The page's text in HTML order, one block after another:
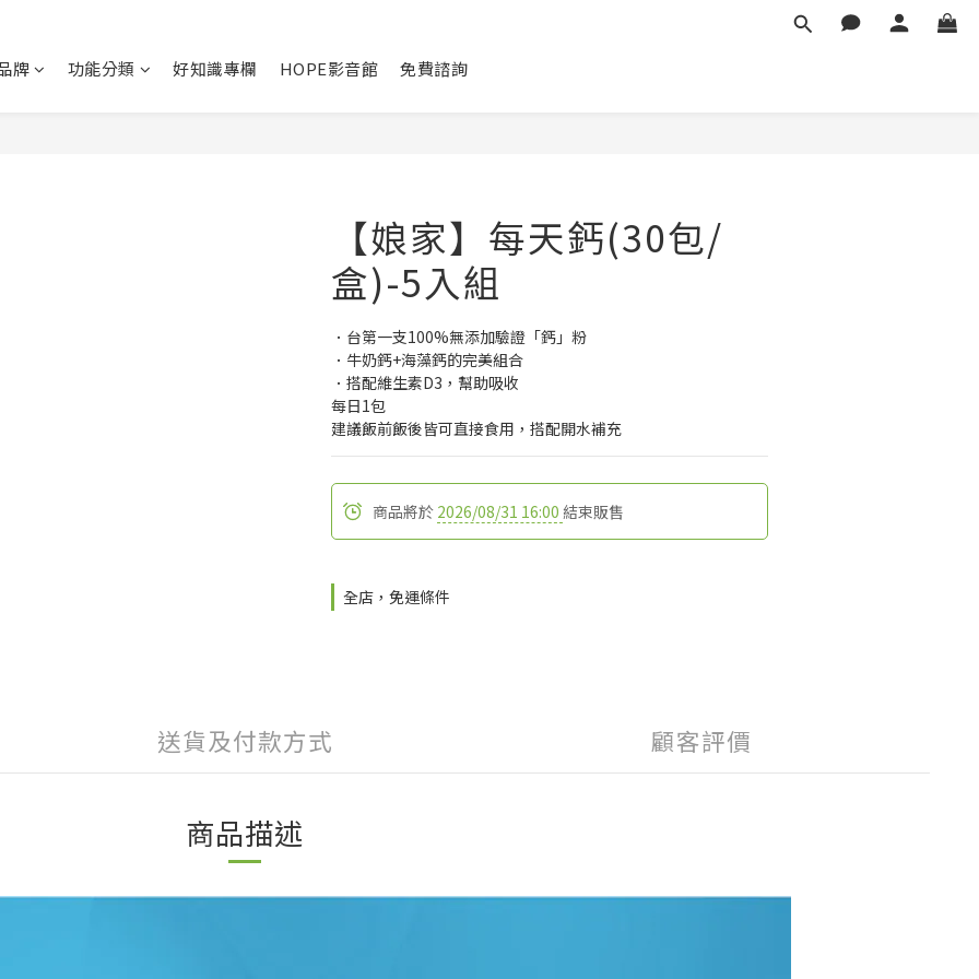
牌 功能分類 好知識專欄 HOPE影音館 免費諮詢
【娘家】每天鈣(30包/
盒)-5入組
．台第一支100%無添加驗證「鈣」粉
．牛奶鈣+海藻鈣的完美組合
．搭配維生素D3，幫助吸收
每日1包
建議飯前飯後皆可直接食用，搭配開水補充
商品將於 2026/08/31 16:00 結束販售
全店，免運條件
送貨及付款方式 顧客評價
商品描述